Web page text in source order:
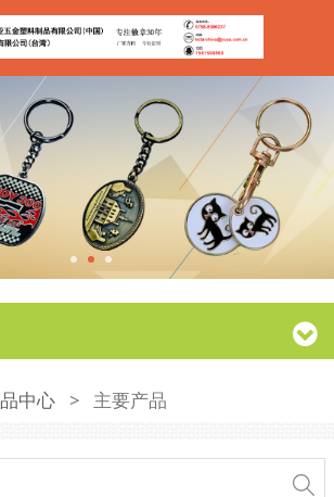
中心 > 主要产品